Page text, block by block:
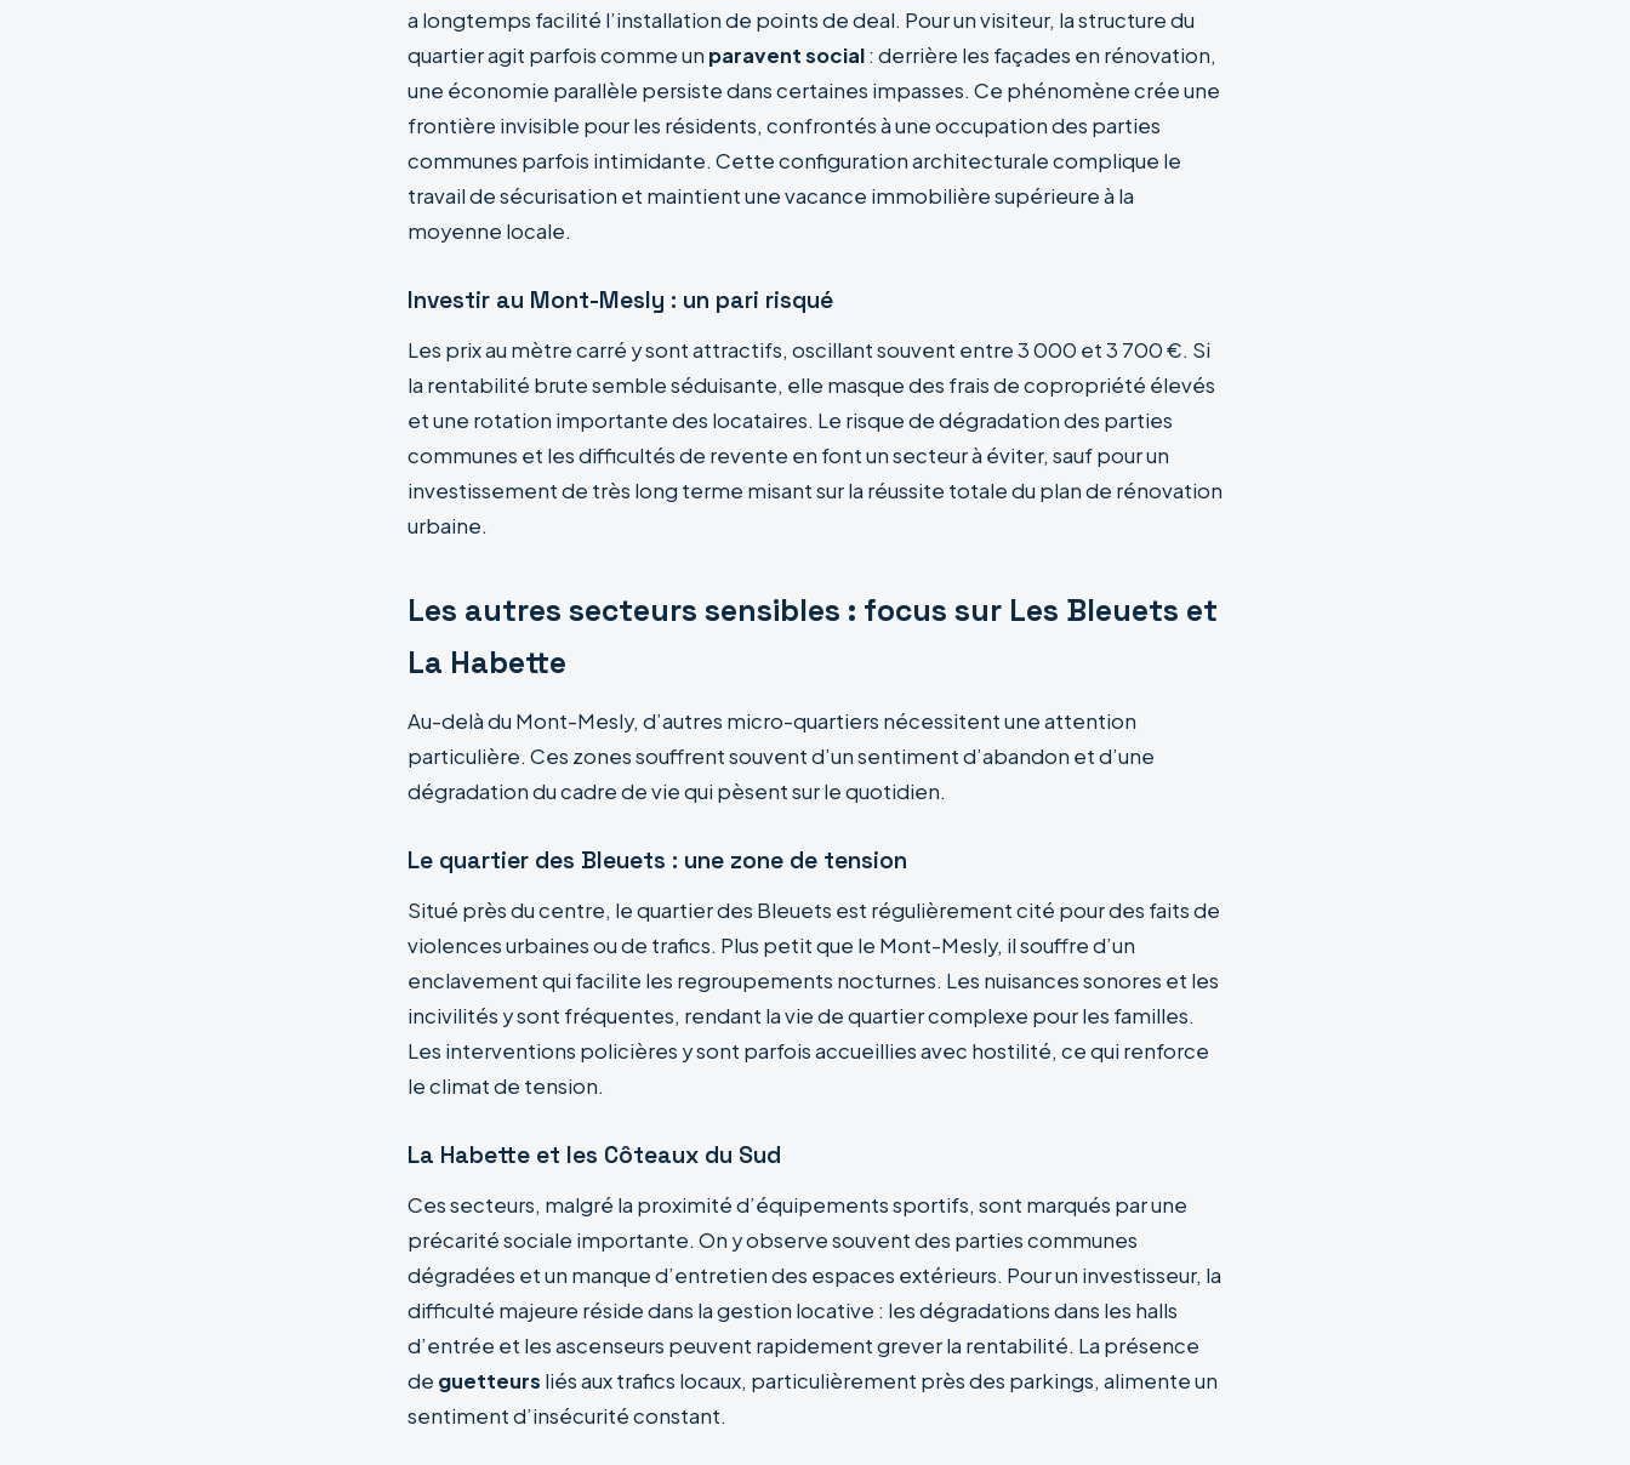
a longtemps facilité l’installation de points de deal. Pour un visiteur, la structure du
quartier agit parfois comme un paravent social: derrière les façades en rénovation,
une économie parallèle persiste dans certaines impasses. Ce phénomène crée une
frontière invisible pour les résidents, confrontés à une occupation des parties
communes parfois intimidante. Cette configuration architecturale complique le
travail de sécurisation et maintient une vacance immobilière supérieure à la
moyenne locale.
Investir au Mont-Mesly : un pari risqué
Les prix au mètre carré y sont attractifs, oscillant souvent entre 3 000 et 3 700 €. Si
la rentabilité brute semble séduisante, elle masque des frais de copropriété élevés
et une rotation importante des locataires. Le risque de dégradation des parties
communes et les difficultés de revente en font un secteur à éviter, sauf pour un
investissement de très long terme misant sur la réussite totale du plan de rénovation
urbaine.
Les autres secteurs sensibles : focus sur Les Bleuets et
La Habette
Au-delà du Mont-Mesly, d’autres micro-quartiers nécessitent une attention
particulière. Ces zones souffrent souvent d’un sentiment d’abandon et d’une
dégradation du cadre de vie qui pèsent sur le quotidien.
Le quartier des Bleuets : une zone de tension
Situé près du centre, le quartier des Bleuets est régulièrement cité pour des faits de
violences urbaines ou de trafics. Plus petit que le Mont-Mesly, il souffre d’un
enclavement qui facilite les regroupements nocturnes. Les nuisances sonores et les
incivilités y sont fréquentes, rendant la vie de quartier complexe pour les familles.
Les interventions policières y sont parfois accueillies avec hostilité, ce qui renforce
le climat de tension.
La Habette et les Côteaux du Sud
Ces secteurs, malgré la proximité d’équipements sportifs, sont marqués par une
précarité sociale importante. On y observe souvent des parties communes
dégradées et un manque d’entretien des espaces extérieurs. Pour un investisseur, la
difficulté majeure réside dans la gestion locative : les dégradations dans les halls
d’entrée et les ascenseurs peuvent rapidement grever la rentabilité. La présence
de guetteurs liés aux trafics locaux, particulièrement près des parkings, alimente un
sentiment d’insécurité constant.